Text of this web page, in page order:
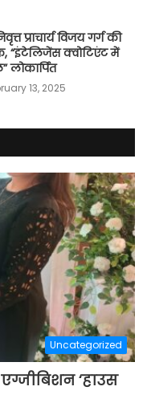
प्राचार्य विजय गर्ग की
“इंटेलिजेंस क्वोटिएंट में
लोकार्पित
13, 2025
Uncategorized
‘हाउस